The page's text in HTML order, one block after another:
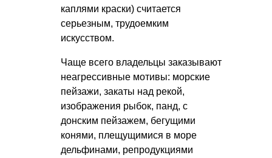
каплями краски) считается
серьезным, трудоемким
искусством.
Чаще всего владельцы заказывают
неагрессивные мотивы: морские
пейзажи, закаты над рекой,
изображения рыбок, панд, с
донским пейзажем, бегущими
конями, плещущимися в море
дельфинами, репродукциями